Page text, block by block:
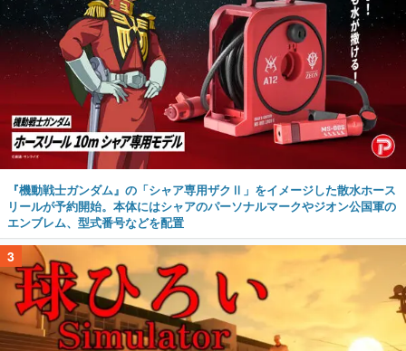
『機動戦士ガンダム』の「シャア専用ザクⅡ」をイメージした散水ホース
リールが予約開始。本体にはシャアのパーソナルマークやジオン公国軍の
エンブレム、型式番号などを配置
3